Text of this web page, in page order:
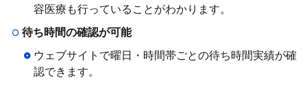
容医療も行っていることがわかります。
待ち時間の確認が可能
ウェブサイトで曜日・時間帯ごとの待ち時間実績が確
認できます。